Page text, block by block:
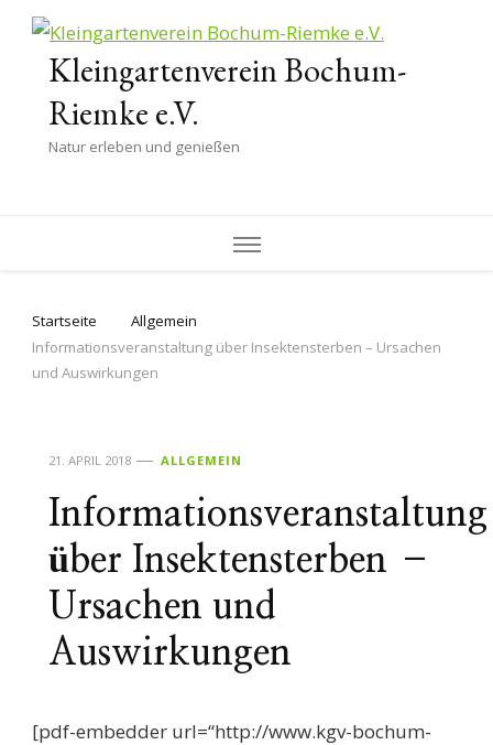
Kleingartenverein Bochum-
Riemke e.V.
Natur erleben und genießen
Startseite
Allgemein
Informationsveranstaltung über Insektensterben – Ursachen
und Auswirkungen
21. APRIL 2018 ALLGEMEIN
Informationsveranstaltung
über Insektensterben –
Ursachen und
Auswirkungen
[pdf-embedder url=“http://www.kgv-bochum-